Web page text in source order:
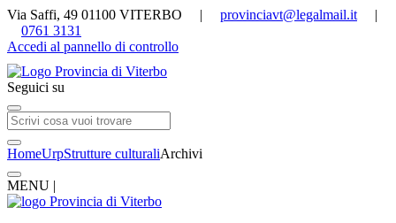
Via Saffi, 49 01100 VITERBO | provinciavt@legalmail.it |
0761 3131
Accedi al pannello di controllo
Seguici su
HomeUrpStrutture culturaliArchivi
MENU |